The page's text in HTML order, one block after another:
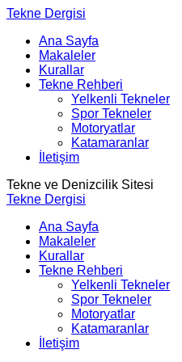
Tekne Dergisi
Ana Sayfa
Makaleler
Kurallar
Tekne Rehberi
Yelkenli Tekneler
Spor Tekneler
Motoryatlar
Katamaranlar
İletişim
Tekne ve Denizcilik Sitesi
Tekne Dergisi
Ana Sayfa
Makaleler
Kurallar
Tekne Rehberi
Yelkenli Tekneler
Spor Tekneler
Motoryatlar
Katamaranlar
İletişim